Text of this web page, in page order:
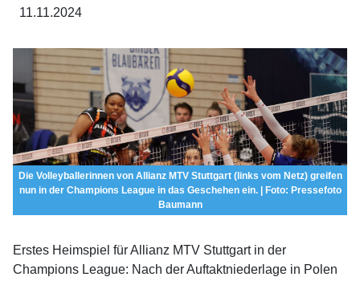
11.11.2024
Die Volleyballerinnen von Allianz MTV Stuttgart (links vom Netz) greifen
nun in der Champions League in das Geschehen ein. | Foto: Pressefoto
Baumann
Erstes Heimspiel für Allianz MTV Stuttgart in der
Champions League: Nach der Auftaktniederlage in Polen